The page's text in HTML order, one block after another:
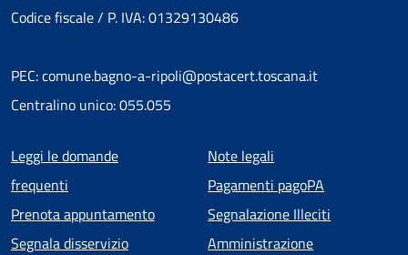
Codice fiscale / P. IVA: 01329130486
PEC: comune.bagno-a-ripoli@postacert.toscana.it
Centralino unico: 055.055
Menu piè di pagina
Leggi le domande
frequenti
Prenota appuntamento
Segnala disservizio
Note legali
Pagamenti pagoPA
Segnalazione Illeciti
Amministrazione